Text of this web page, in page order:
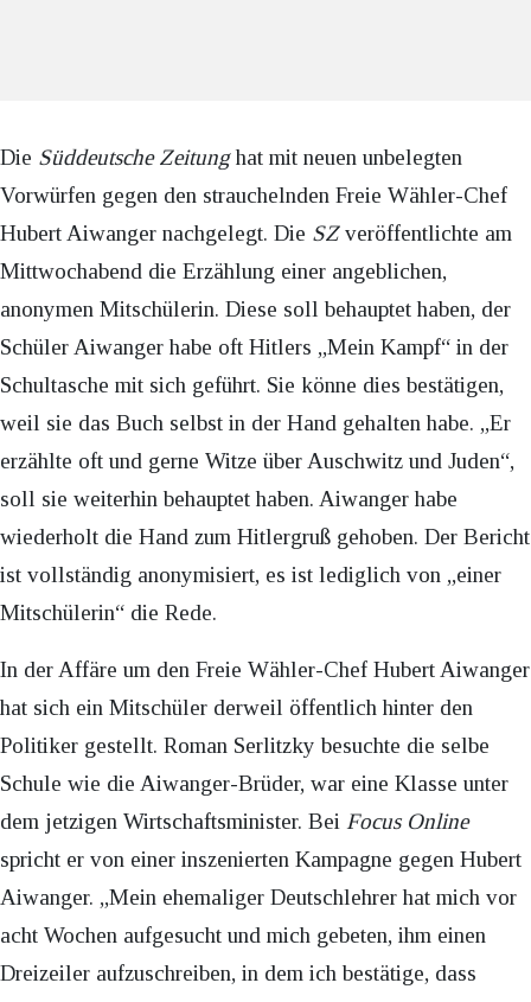
Die Süddeutsche Zeitunghat mit neuen unbelegten
Vorwürfen gegen den strauchelnden Freie Wähler-Chef
Hubert Aiwanger nachgelegt. Die SZveröffentlichte am
Mittwochabend die Erzählung einer angeblichen,
anonymen Mitschülerin. Diese soll behauptet haben, der
Schüler Aiwanger habe oft Hitlers „Mein Kampf“ in der
Schultasche mit sich geführt. Sie könne dies bestätigen,
weil sie das Buch selbst in der Hand gehalten habe. „Er
erzählte oft und gerne Witze über Auschwitz und Juden“,
soll sie weiterhin behauptet haben. Aiwanger habe
wiederholt die Hand zum Hitlergruß gehoben. Der Bericht
ist vollständig anonymisiert, es ist lediglich von „einer
Mitschülerin“ die Rede.
In der Affäre um den Freie Wähler-Chef Hubert Aiwanger
hat sich ein Mitschüler derweil öffentlich hinter den
Politiker gestellt. Roman Serlitzky besuchte die selbe
Schule wie die Aiwanger-Brüder, war eine Klasse unter
dem jetzigen Wirtschaftsminister. Bei Focus Online
spricht er von einer inszenierten Kampagne gegen Hubert
Aiwanger. „Mein ehemaliger Deutschlehrer hat mich vor
acht Wochen aufgesucht und mich gebeten, ihm einen
Dreizeiler aufzuschreiben, in dem ich bestätige, dass